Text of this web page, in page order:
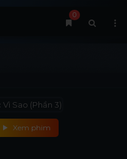
0
Xem phim